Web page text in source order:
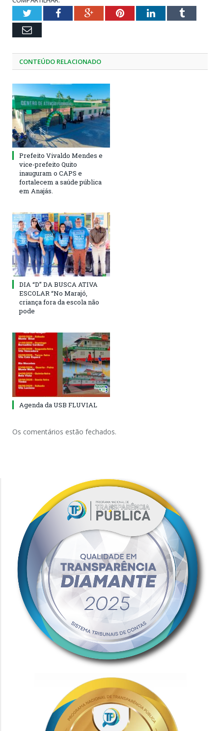
TwitterFacebookGoogle+PinterestLinkedInTumblr
Email
CONTEÚDO RELACIONADO
Prefeito Vivaldo Mendes e
vice-prefeito Quito
inauguram o CAPS e
fortalecem a saúde pública
em Anajás.
DIA “D” DA BUSCA ATIVA
ESCOLAR “No Marajó,
criança fora da escola não
pode
Agenda da USB FLUVIAL
Os comentários estão fechados.